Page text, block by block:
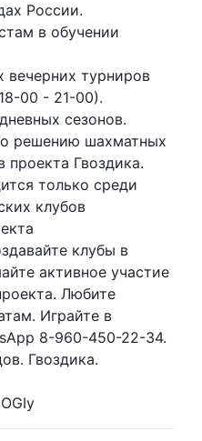
России.
в обучении
вечерних турниров
00 - 21-00).
сезонов.
решению шахматных
проекта Гвоздика.
только среди
клубов
клубы в
активное участие
Любите
Играйте в
8-960-450-22-34.
Гвоздика.